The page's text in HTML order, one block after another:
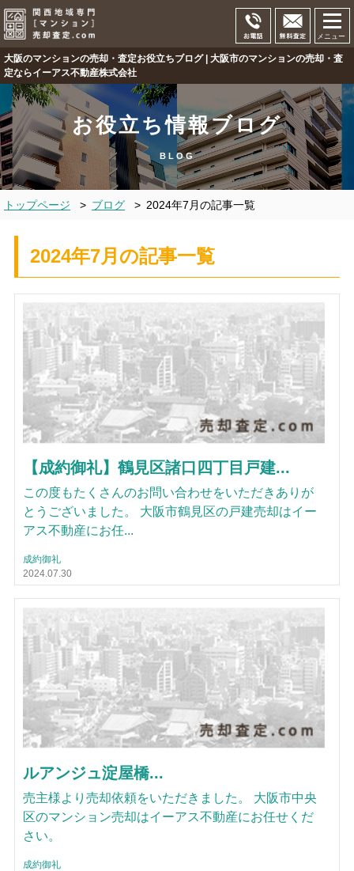
メニュー
大阪のマンションの売却・査定お役立ちブログ | 大阪市のマンションの売却・査
定ならイーアス不動産株式会社
お役立ち情報ブログ
BLOG
トップページ > ブログ > 2024年7月の記事一覧
2024年7月の記事一覧
【成約御礼】鶴見区諸口四丁目戸建...
この度もたくさんのお問い合わせをいただきありが
とうございました。 大阪市鶴見区の戸建売却はイー
アス不動産にお任...
成約御礼
2024.07.30
ルアンジュ淀屋橋...
売主様より売却依頼をいただきました。 大阪市中央
区のマンション売却はイーアス不動産にお任せくだ
さい。
成約御礼